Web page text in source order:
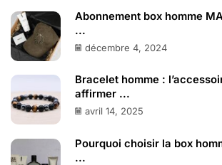
Abonnement box homme
...
décembre 4, 2024
Bracelet homme :
affirmer ...
avril 14, 2025
Pourquoi choisir la box
...